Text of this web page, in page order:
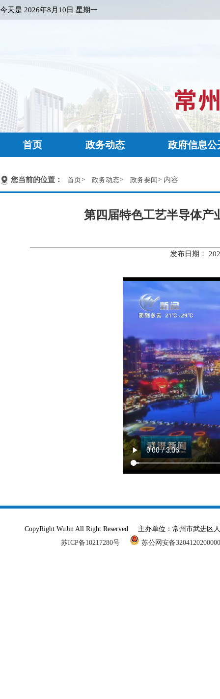
今天是 2026年8月10日 星期一
首页 政务动态 政府信息公
您当前的位置： 首页> 政务动态> 政务要闻> 内容
第四届特色工艺半导体产
发布日期：
CopyRight WuJin All Right Reserved 主办单位：常州市武进
苏ICP备10217280号
苏公网安备